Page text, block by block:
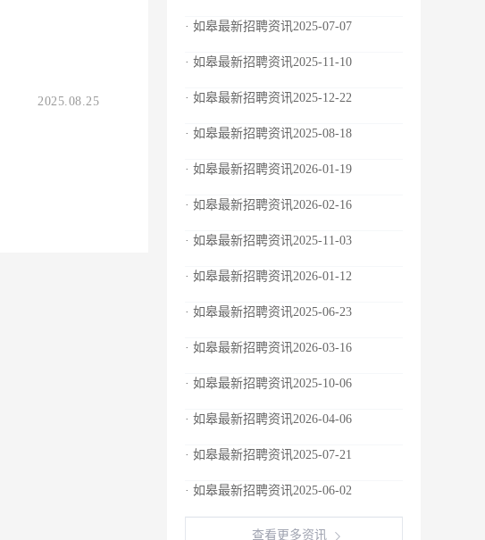
2025.08.25
· 如皋最新招聘资讯2025-07-07
· 如皋最新招聘资讯2025-11-10
· 如皋最新招聘资讯2025-12-22
· 如皋最新招聘资讯2025-08-18
· 如皋最新招聘资讯2026-01-19
· 如皋最新招聘资讯2026-02-16
· 如皋最新招聘资讯2025-11-03
· 如皋最新招聘资讯2026-01-12
· 如皋最新招聘资讯2025-06-23
· 如皋最新招聘资讯2026-03-16
· 如皋最新招聘资讯2025-10-06
· 如皋最新招聘资讯2026-04-06
· 如皋最新招聘资讯2025-07-21
· 如皋最新招聘资讯2025-06-02
查看更多资讯